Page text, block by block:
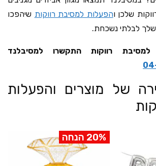
שלכן והפעלות למסיבת רווקות שיהפכו
לבלתי נשכחת.
למסיבת רווקות התקשרו למסיבלנד
של מוצרים והפעלות
20% הנחה